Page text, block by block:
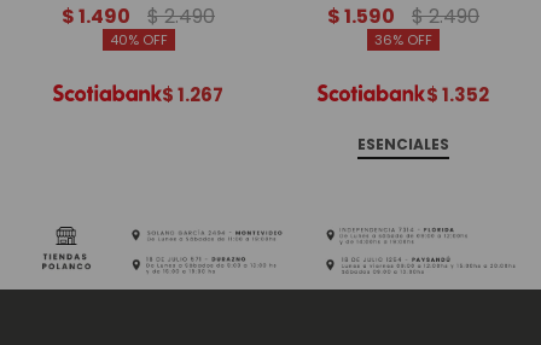
$1.490 $2.490
40
$1.267
$1.590 $2.490
36
$1.352
ESENCIALES